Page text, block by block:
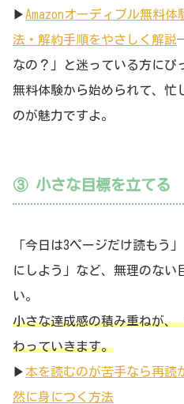
▶︎ Amazonオーディブル無料
法・解約手順をやさしく解説
なの？」と迷っている方にぴ
無料体験から始められて、忙
のが魅力ですよ。
③ 小さな目標を立てる
「今日は3ページだけ読もう
にしよう」など、無理のない
い。
小さな達成感の積み重ねが、
わっていきます。
▶︎ 本を読むのが苦手なら再読
然に身につく方法